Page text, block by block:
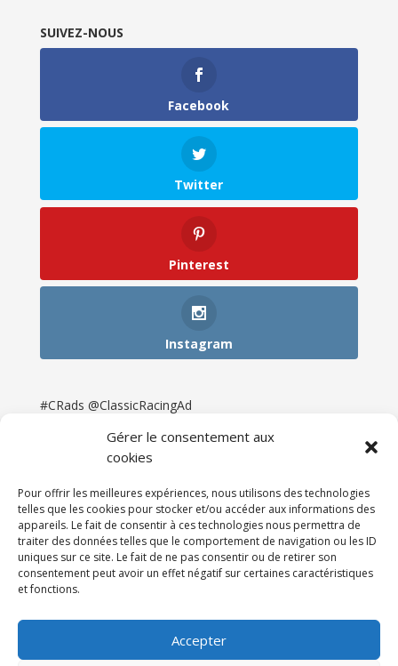
Gérer le consentement aux
cookies
Pour offrir les meilleures expériences, nous utilisons des technologies
telles que les cookies pour stocker et/ou accéder aux informations des
appareils. Le fait de consentir à ces technologies nous permettra de
traiter des données telles que le comportement de navigation ou les ID
uniques sur ce site. Le fait de ne pas consentir ou de retirer son
consentement peut avoir un effet négatif sur certaines caractéristiques
et fonctions.
Accepter
SUIVEZ-NOUS
Facebook
Twitter
Pinterest
Instagram
#CRads @ClassicRacingAd
Newsletter & Presse
Partenaires
Tarifs
Espace Client